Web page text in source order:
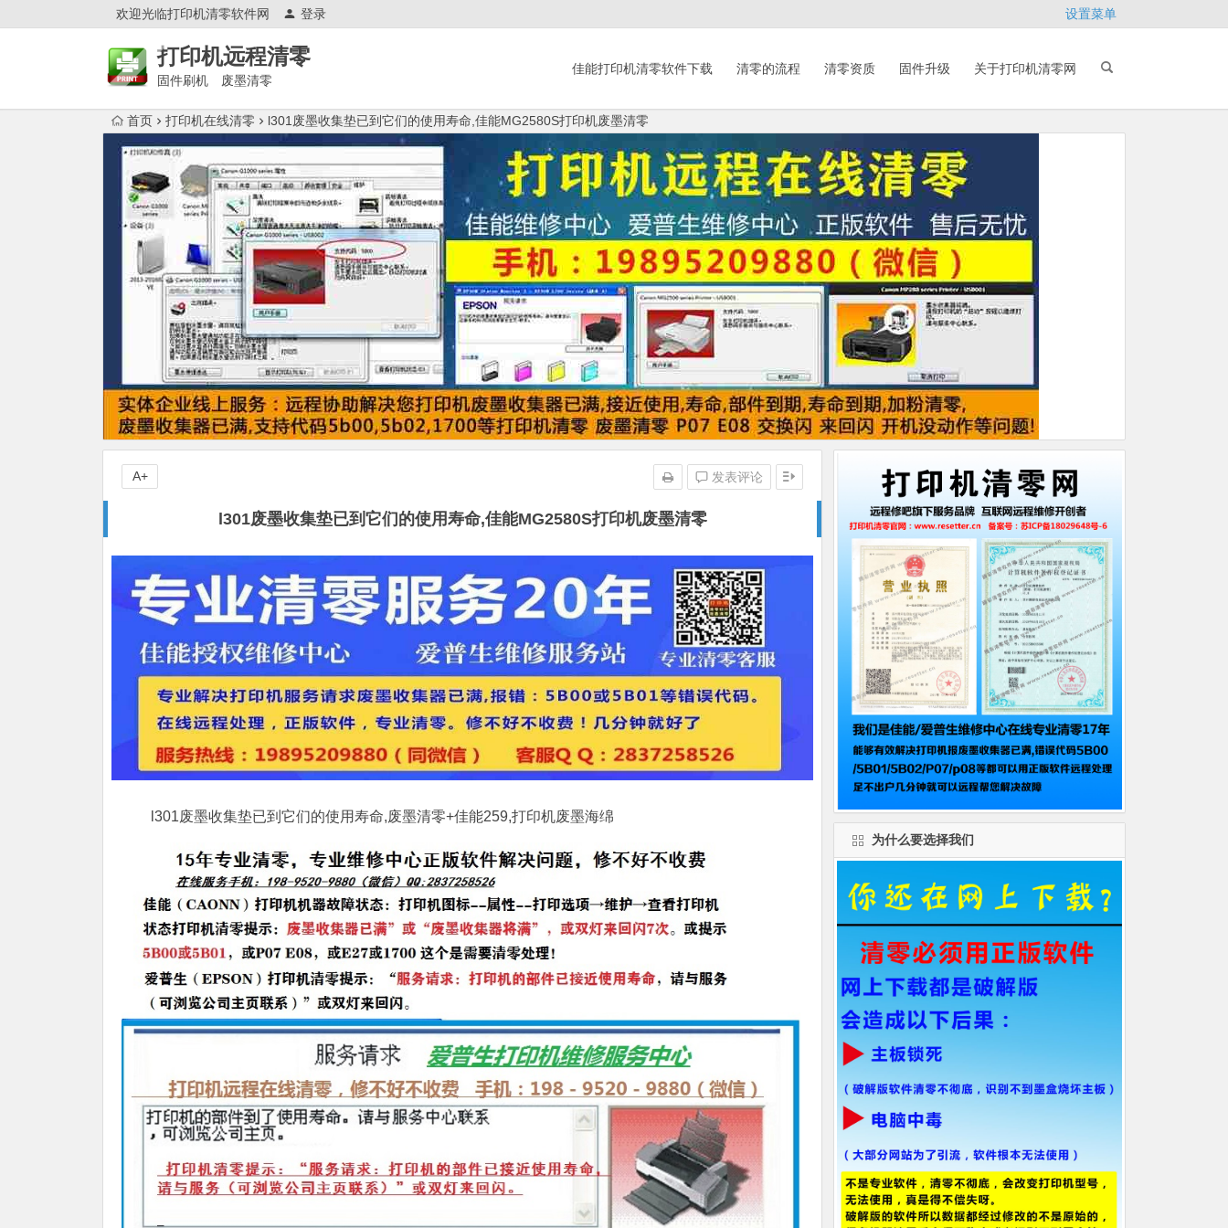
欢迎光临打印机清零软件网 登录 设置菜单
打印机远程清零
固件刷机 废墨清零
佳能打印机清零软件下载 清零的流程 清零资质 固件升级 关于打印机清零网
首页 打印机在线清零 l301废墨收集垫已到它们的使用寿命,佳能MG2580S打印机废墨清零
l301废墨收集垫已到它们的使用寿命,佳能MG2580S打印机废墨清零
发表评论
A+
l301废墨收集垫已到它们的使用寿命,废墨清零+佳能259,打印机废墨海绵
为什么要选择我们